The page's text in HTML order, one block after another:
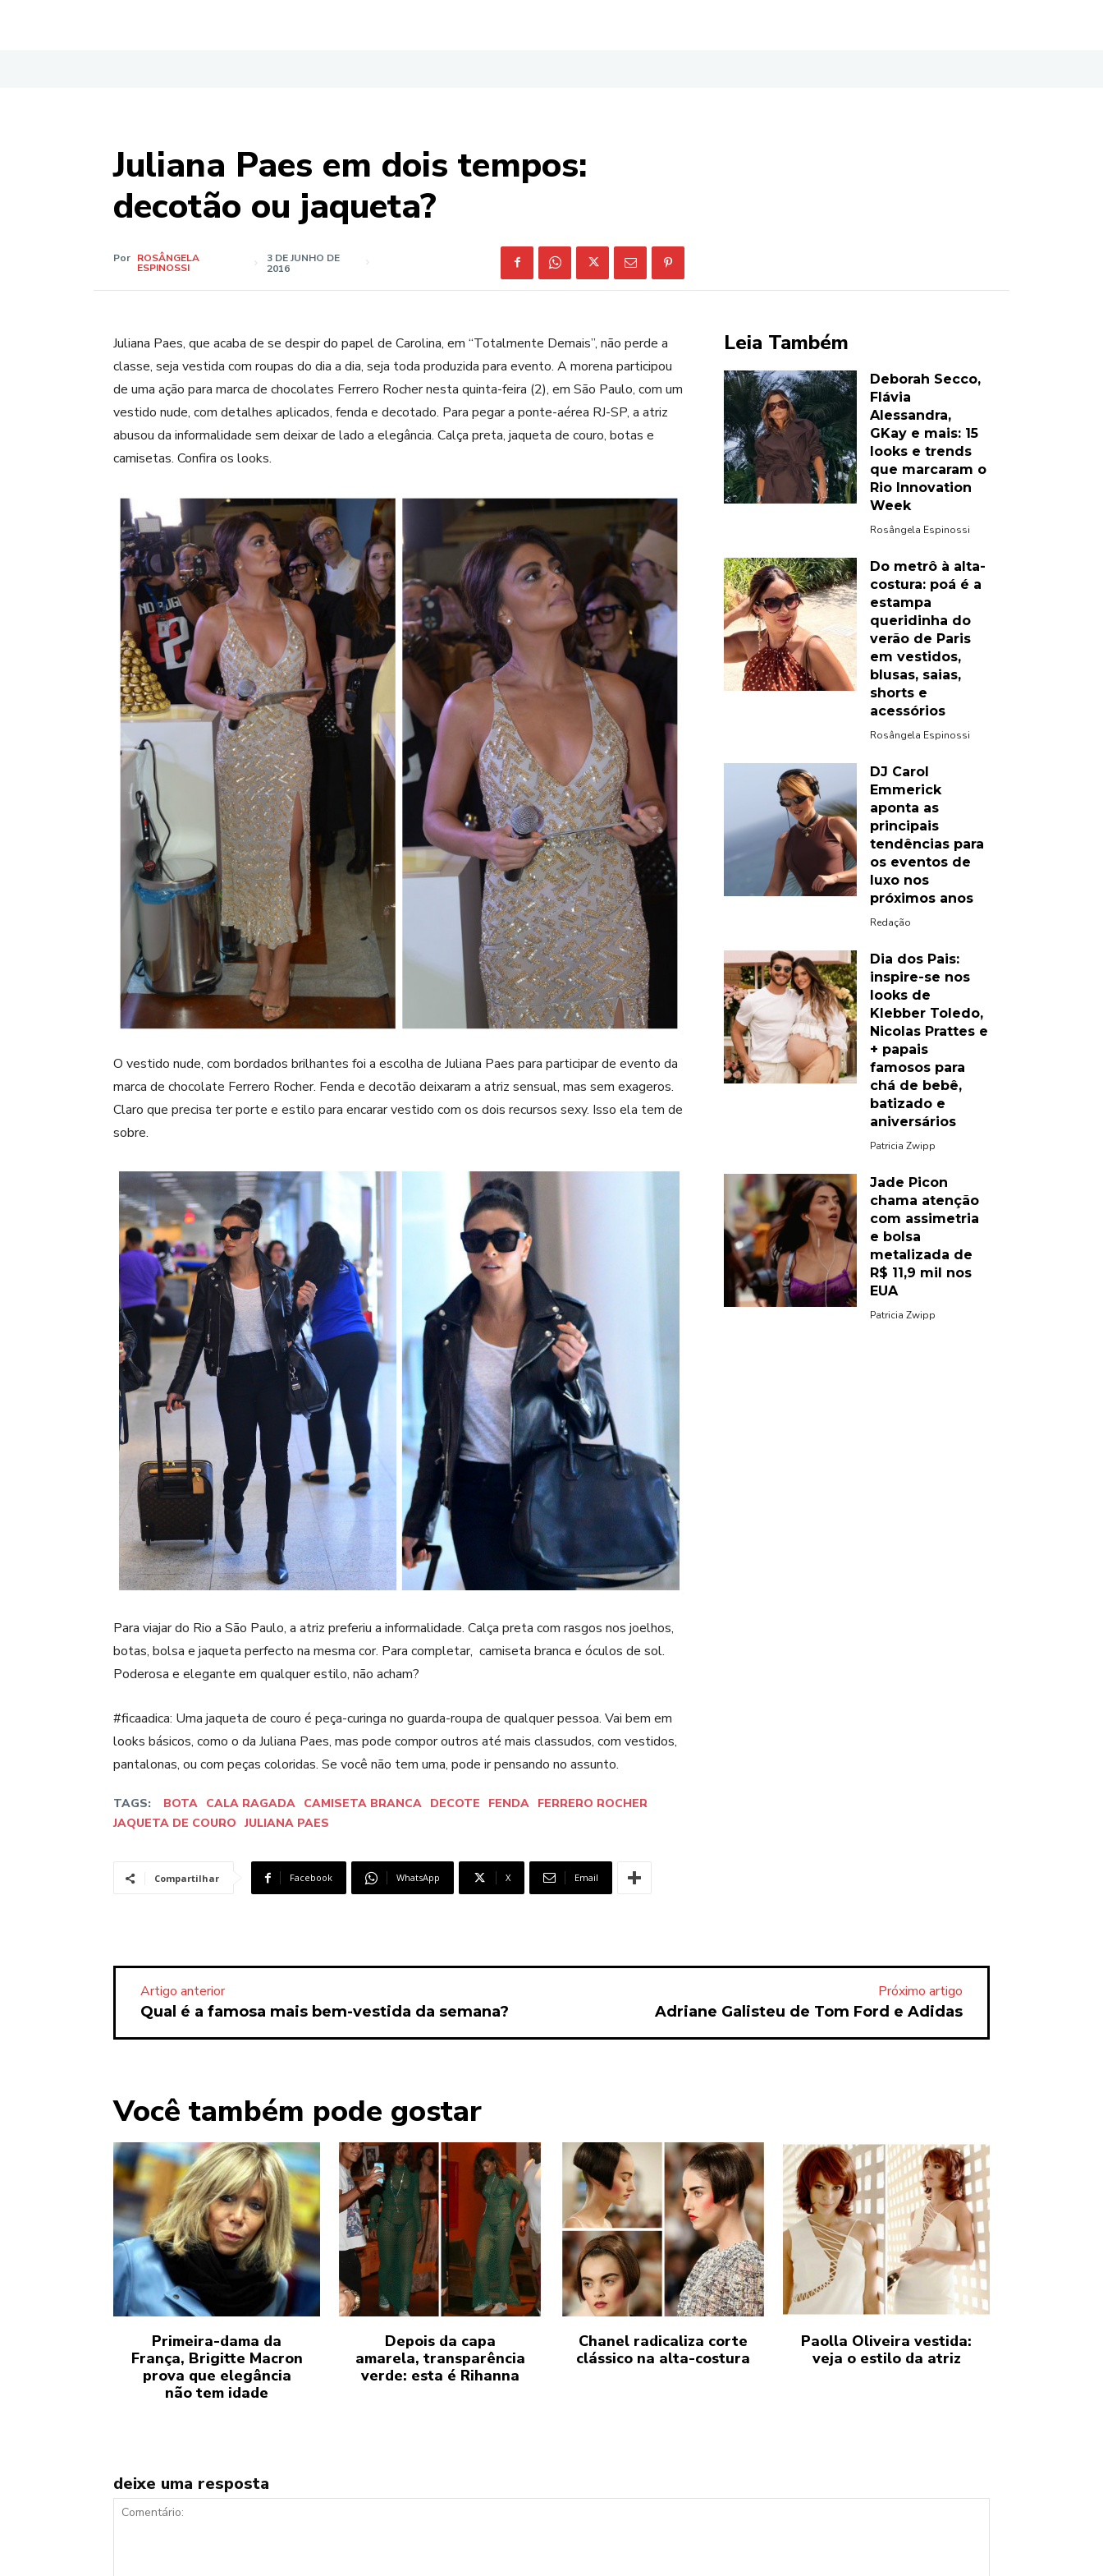
Juliana Paes em dois tempos:
decotão ou jaqueta?
Por ROSÂNGELA
ESPINOSSI
3 DE JUNHO DE
2016
Juliana Paes, que acaba de se despir do papel de Carolina, em “Totalmente Demais”, não perde a
classe, seja vestida com roupas do dia a dia, seja toda produzida para evento. A morena participou
de uma ação para marca de chocolates Ferrero Rocher nesta quinta-feira (2), em São Paulo, com um
vestido nude, com detalhes aplicados, fenda e decotado. Para pegar a ponte-aérea RJ-SP, a atriz
abusou da informalidade sem deixar de lado a elegância. Calça preta, jaqueta de couro, botas e
camisetas. Confira os looks.
O vestido nude, com bordados brilhantes foi a escolha de Juliana Paes para participar de evento da
marca de chocolate Ferrero Rocher. Fenda e decotão deixaram a atriz sensual, mas sem exageros.
Claro que precisa ter porte e estilo para encarar vestido com os dois recursos sexy. Isso ela tem de
sobre.
Para viajar do Rio a São Paulo, a atriz preferiu a informalidade. Calça preta com rasgos nos joelhos,
botas, bolsa e jaqueta perfecto na mesma cor. Para completar, camiseta branca e óculos de sol.
Poderosa e elegante em qualquer estilo, não acham?
#ficaadica: Uma jaqueta de couro é peça-curinga no guarda-roupa de qualquer pessoa. Vai bem em
looks básicos, como o da Juliana Paes, mas pode compor outros até mais classudos, com vestidos,
pantalonas, ou com peças coloridas. Se você não tem uma, pode ir pensando no assunto.
TAGS: BOTA CALA RAGADA CAMISETA BRANCA DECOTE FENDA FERRERO ROCHER
JAQUETA DE COURO JULIANA PAES
Compartilhar Facebook WhatsApp X Email
Leia Também
Deborah Secco,
Flávia
Alessandra,
GKay e mais: 15
looks e trends
que marcaram o
Rio Innovation
Week
Rosângela Espinossi
Do metrô à alta-
costura: poá é a
estampa
queridinha do
verão de Paris
em vestidos,
blusas, saias,
shorts e
acessórios
Rosângela Espinossi
DJ Carol
Emmerick
aponta as
principais
tendências para
os eventos de
luxo nos
próximos anos
Redação
Dia dos Pais:
inspire-se nos
looks de
Klebber Toledo,
Nicolas Prattes e
+ papais
famosos para
chá de bebê,
batizado e
aniversários
Patricia Zwipp
Jade Picon
chama atenção
com assimetria
e bolsa
metalizada de
R$ 11,9 mil nos
EUA
Patricia Zwipp
Artigo anterior
Qual é a famosa mais bem-vestida da semana?
Próximo artigo
Adriane Galisteu de Tom Ford e Adidas
Você também pode gostar
Primeira-dama da
França, Brigitte Macron
prova que elegância
não tem idade
Depois da capa
amarela, transparência
verde: esta é Rihanna
Chanel radicaliza corte
clássico na alta-costura
Paolla Oliveira vestida:
veja o estilo da atriz
deixe uma resposta